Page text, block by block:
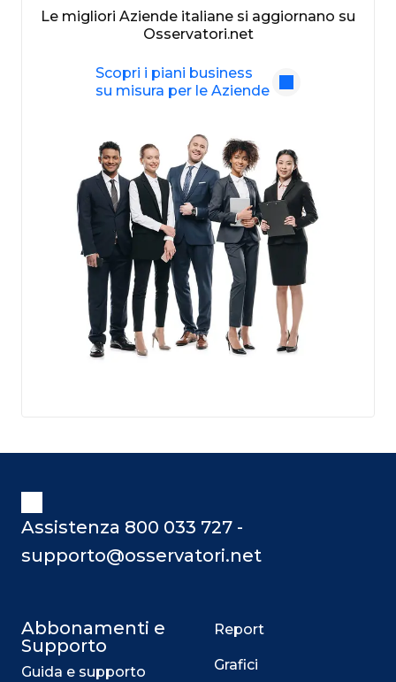
Le migliori Aziende italiane si aggiornano su
Osservatori.net
Scopri i piani business
su misura per le Aziende
Assistenza 800 033 727 -
supporto@osservatori.net
Abbonamenti e
Supporto
Guida e supporto
Report
Grafici